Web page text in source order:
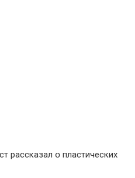
рассказал օ пластических